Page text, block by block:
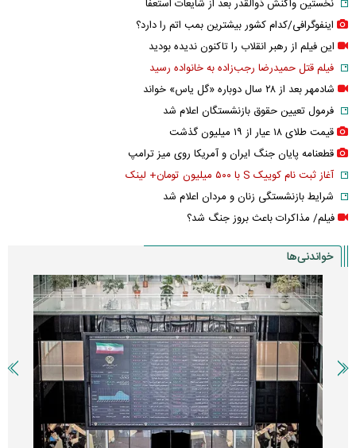
نخستین واکنش ذوالقدر بعد از شایعات استعفا
اینفوگرافی/کدام کشور بیشترین بمب اتم را دارد؟
این فیلم از رهبر انقلاب را تاکنون ندیده بودید
فیلم قتل حمیدرضا رجب‌زاده به خانواده رسید
شادمهر بعد از ۲۸ سال دوباره «گل یاس» خواند
فرمول تعیین حقوق بازنشستگان اعلام شد
قیمت طلای ۱۸ عیار از ۱۹ میلیون گذشت
قطعنامه پایان جنگ ایران و آمریکا روی میز ترامپ
آغاز ثبت نام کوییک S با ۵۰۰ میلیون تومان+ لینک
شرایط بازنشستگی زنان و مردان اعلام شد
فیلم/ مذاکرات باعث بروز جنگ شد؟
خواندنی‌ها